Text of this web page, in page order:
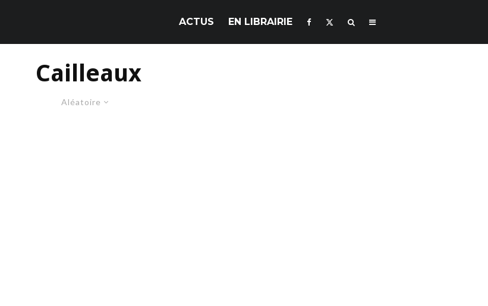
ACTUS EN LIBRAIRIE
Cailleaux
Aléatoire